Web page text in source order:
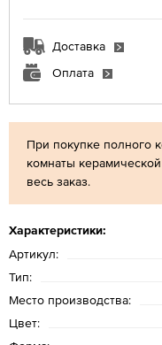
При покупке полного
комнаты
весь заказ.
Характеристики:
Артикул:
Тип:
Место производства:
Цвет:
Доставка
Оплата